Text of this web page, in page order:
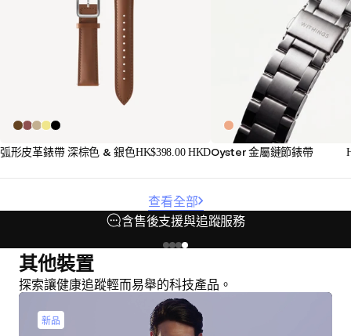
弧形皮革錶帶 深棕色 & 銀色HK$398.00 HKDOyster 金屬鏈節錶帶
查看全部
含售後支援與追蹤服務
其他裝置
探索讓健康追蹤輕而易舉的科技產品。
新品